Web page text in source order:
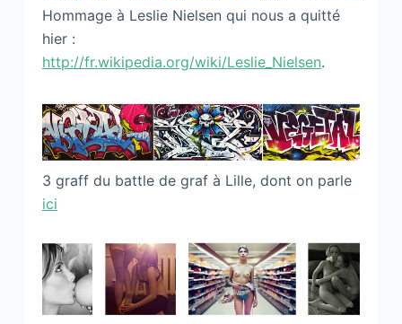
Hommage à Leslie Nielsen qui nous a quitté
hier :
http://fr.wikipedia.org/wiki/Leslie_Nielsen.
3 graff du battle de graf à Lille, dont on parle
ici